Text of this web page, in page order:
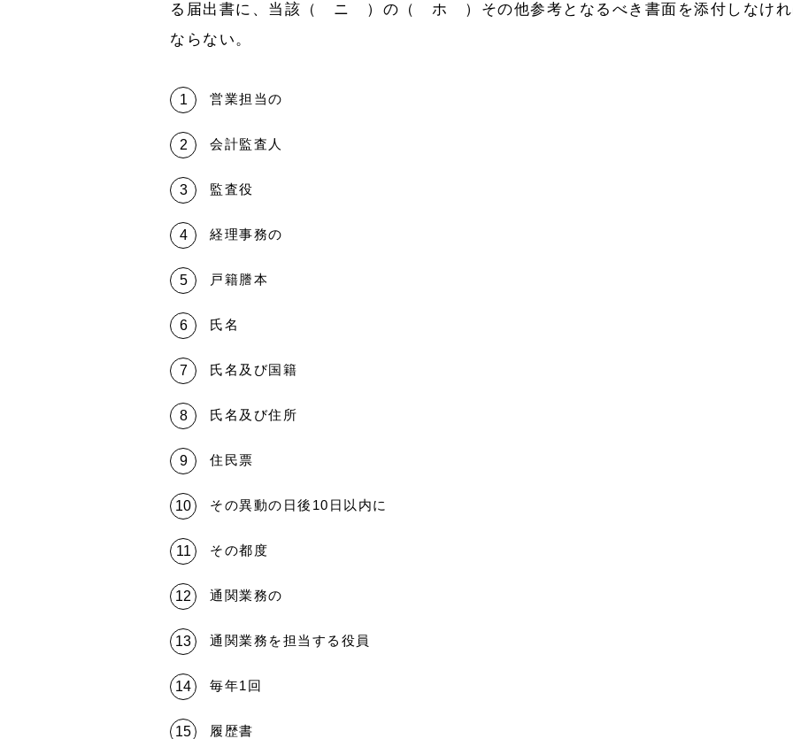
る届出書に、当該（ ニ ）の（ ホ ）その他参考となるべき書面を添付しなけ
ならない。
営業担当の
会計監査人
監査役
経理事務の
戸籍謄本
氏名
氏名及び国籍
氏名及び住所
住民票
その異動の日後10日以内に
その都度
通関業務の
通関業務を担当する役員
毎年1回
履歴書